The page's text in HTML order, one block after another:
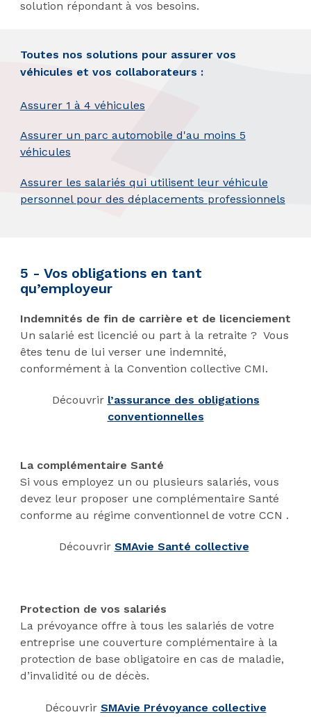
solution répondant à vos besoins.
Toutes nos solutions pour assurer vos
véhicules et vos collaborateurs :
Assurer 1 à 4 véhicules
Assurer un parc automobile d'au moins 5
véhicules
Assurer les salariés qui utilisent leur véhicule
personnel pour des déplacements professionnels
5 - Vos obligations en tant
qu’employeur
Indemnités de fin de carrière et de licenciement
Un salarié est licencié ou part à la retraite ? Vous
êtes tenu de lui verser une indemnité,
conformément à la Convention collective CMI.
Découvrir l’assurance des obligations
conventionnelles
La complémentaire Santé
Si vous employez un ou plusieurs salariés, vous
devez leur proposer une complémentaire Santé
conforme au régime conventionnel de votre CCN .
Découvrir SMAvie Santé collective
Protection de vos salariés
La prévoyance offre à tous les salariés de votre
entreprise une couverture complémentaire à la
protection de base obligatoire en cas de maladie,
d’invalidité ou de décès.
Découvrir SMAvie Prévoyance collective